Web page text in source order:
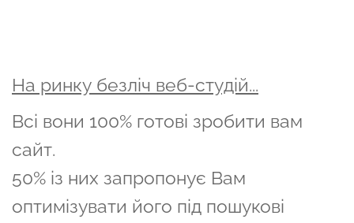
На ринку безліч веб-студій...
Всі вони 100% готові зробити вам
сайт.
50% із них запропонує Вам
оптимізувати його під пошукові